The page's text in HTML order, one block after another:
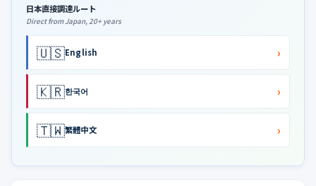
日本直接調達ルート
Direct from Japan, 20+ years
🇺🇸English ›
🇰🇷한국어 ›
🇹🇼繁體中文 ›